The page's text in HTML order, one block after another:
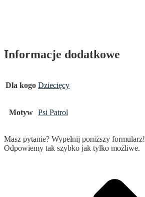
Informacje dodatkowe
Dla kogo Dziecięcy
Motyw Psi Patrol
Masz pytanie? Wypełnij poniższy formularz!
Odpowiemy tak szybko jak tylko możliwe.